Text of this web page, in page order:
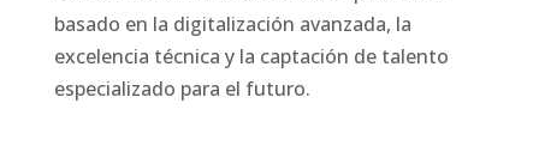
basado en la digitalización avanzada, la
excelencia técnica y la captación de talento
especializado para el futuro.